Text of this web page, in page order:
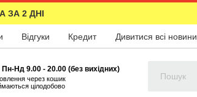
ЗА 2 ДНІ
Відгуки Кредит Дивитися всі новини
Пн-Нд 9.00 - 20.00 (без вихідних)
через кошик
цілодобово